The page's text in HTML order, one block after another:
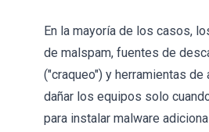
En la mayoría de los casos,
de malspam, fuentes de
("craqueo") y herramientas
dañar los equipos solo
para instalar malware